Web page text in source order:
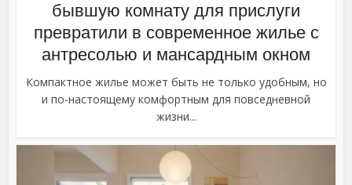
бывшую комнату для прислуги
превратили в современное жилье с
антресолью и мансардным окном
Компактное жилье может быть не только удобным, но
и по-настоящему комфортным для повседневной
жизни...